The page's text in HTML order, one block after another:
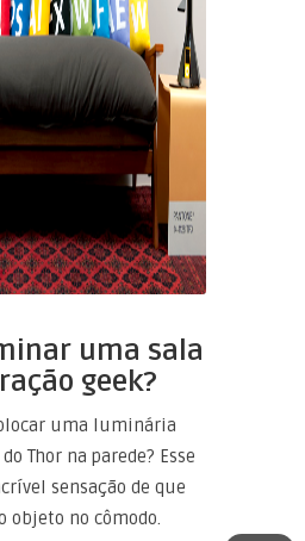
uma sala
geek?
uma luminária
Thor na parede? Esse
sensação de que
no cômodo.